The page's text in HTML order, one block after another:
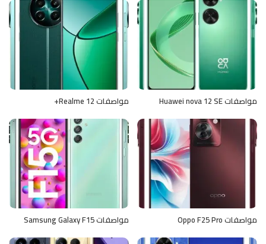
مواصفات Huawei nova 12 SE مواصفات Realme 12+
مواصفات Oppo F25 Pro مواصفات Samsung Galaxy F15